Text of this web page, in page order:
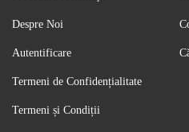
Despre Noi
Autentificare
Termeni de Confidențialitate
Termeni și Condiții